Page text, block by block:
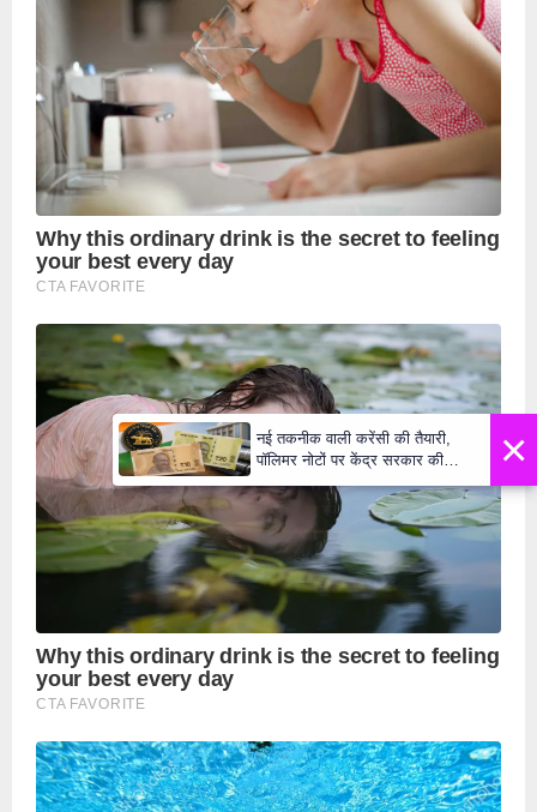
×
नई तकनीक वाली करेंसी की तैयारी,
पॉलिमर नोटों पर केंद्र सरकार की
₹10 और ₹20 के नोट - Daily Lok
Manch PM Modi U